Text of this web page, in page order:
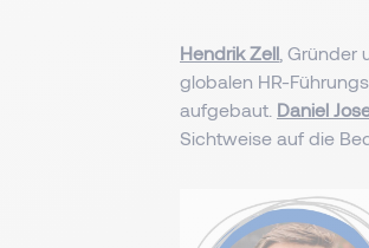
Hendrik Zell ,
globalen HR-
aufgebaut. Daniel
Sichtweise auf die